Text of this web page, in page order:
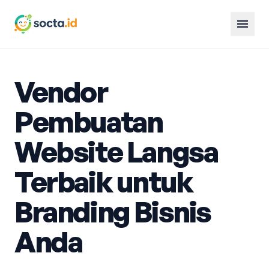
menu
Vendor
Pembuatan
Website Langsa
Terbaik untuk
Branding Bisnis
Anda